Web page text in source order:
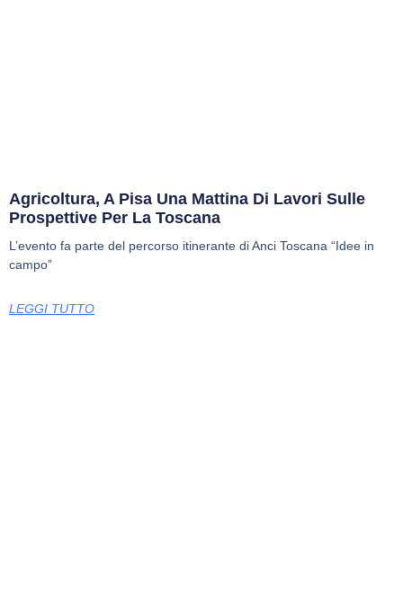
Agricoltura, A Pisa Una Mattina Di Lavori Sulle
Prospettive Per La Toscana
L’evento fa parte del percorso itinerante di Anci Toscana “Idee in
campo”
LEGGI TUTTO